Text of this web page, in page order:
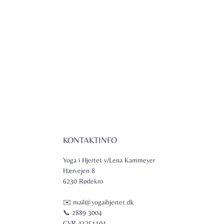
KONTAKTINFO
Yoga i Hjertet v/Lena Kammeyer
Hærvejen 8
6230 Rødekro
✉️ mail@yogaihjertet.dk
📞 2889 3004